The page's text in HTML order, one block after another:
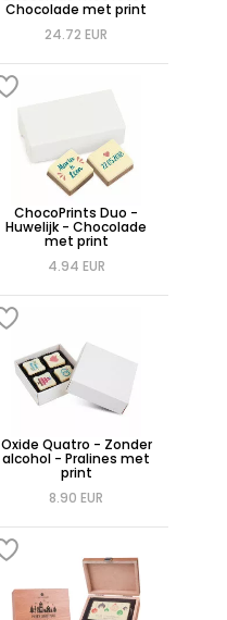
Chocolade met print
24.72 EUR
ChocoPrints Duo -
Huwelijk - Chocolade
met print
4.94 EUR
Oxide Quatro - Zonder
alcohol - Pralines met
print
8.90 EUR